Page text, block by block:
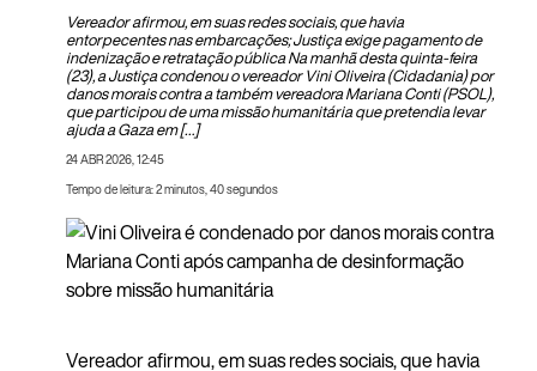
Vereador afirmou, em suas redes sociais, que havia
entorpecentes nas embarcações; Justiça exige pagamento de
indenização e retratação pública Na manhã desta quinta-feira
(23), a Justiça condenou o vereador Vini Oliveira (Cidadania) por
danos morais contra a também vereadora Mariana Conti (PSOL),
que participou de uma missão humanitária que pretendia levar
ajuda a Gaza em […]
24 ABR 2026, 12:45
Tempo de leitura: 2 minutos, 40 segundos
Vereador afirmou, em suas redes sociais, que havia